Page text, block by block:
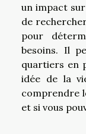
un impact
de
pour
besoins. Il
quartiers en
idée de la
comprendre
et si vous